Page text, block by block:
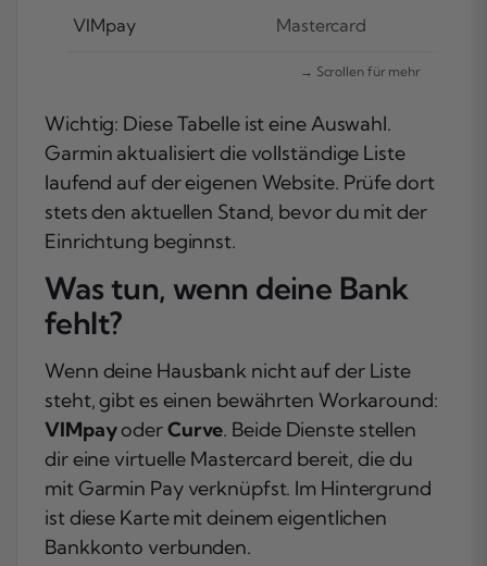
VIMpay Mastercard
Wichtig: Diese Tabelle ist eine Auswahl.
Garmin aktualisiert die vollständige Liste
laufend auf der eigenen Website. Prüfe dort
stets den aktuellen Stand, bevor du mit der
Einrichtung beginnst.
Was tun, wenn deine Bank
fehlt?
Wenn deine Hausbank nicht auf der Liste
steht, gibt es einen bewährten Workaround:
VIMpayoderCurve. Beide Dienste stellen
dir eine virtuelle Mastercard bereit, die du
mit Garmin Pay verknüpfst. Im Hintergrund
ist diese Karte mit deinem eigentlichen
Bankkonto verbunden.